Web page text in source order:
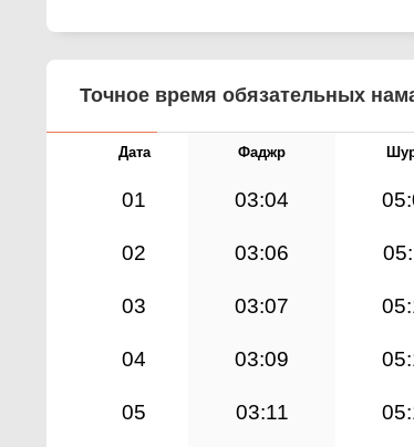
Точное время обязательных
Дата Фаджр
01 03:04
02 03:06
03 03:07
04 03:09
05 03:11